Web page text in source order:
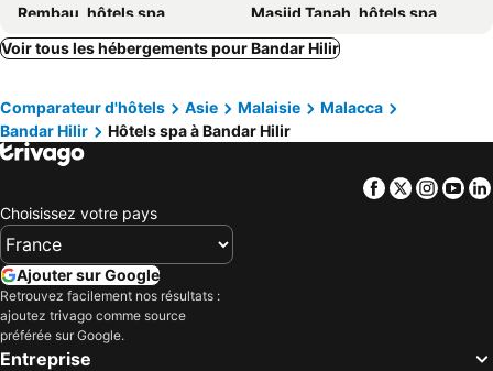
Doris Hotel
DoubleTree by Hilton Melaka
Sojourn Spa Hotel Melaka
The Lisbon Melaka, Trademark Collection by Wyndham
Shah's Beach Resort
Rembau, hôtels spa
Masjid Tanah, hôtels spa
Voir tous les hébergements pour Bandar Hilir
Comparateur d'hôtels Asie Malaisie
Malacca
Bandar Hilir
Hôtels spa à Bandar Hilir
Facebook
Twitter
Choisissez votre pays
Ajouter sur Google
Retrouvez facilement nos résultats :
ajoutez trivago comme source
préférée sur Google.
Entreprise